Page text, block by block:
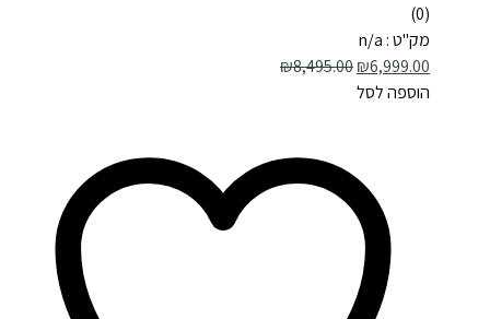
(0)
מק"ט : n/a
₪6,999.00
₪8,495.00
הוספה לסל